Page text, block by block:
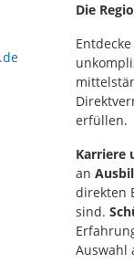
Die
erfüllen.
Karriere
an
direkten
sind.
Auswahl